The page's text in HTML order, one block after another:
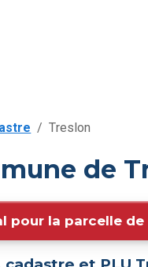
/ Treslon
de
pour la parcelle de